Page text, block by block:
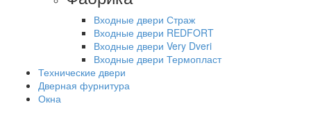
Входные двери Страж
Входные двери REDFORT
Входные двери Very Dveri
Входные двери Термопласт
Технические двери
Дверная фурнитура
Окна